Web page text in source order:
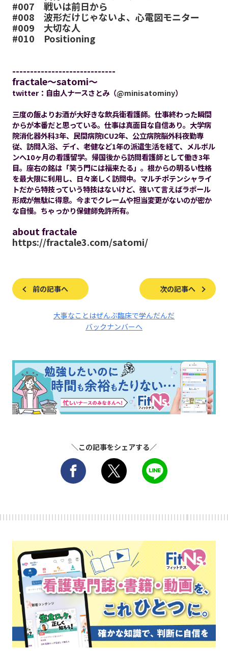
#007 戦いは前日から
#008 波形だけじゃないよ、心電図モニター
#009 大切な人
#010 Positioning
-----------------------------
fractale～satomi～
twitter：自由人ナースさとみ（@minisatominy）
三度の飯よりお酒が大好きな飲兵衛看護師。仕事終わった瞬間
からが本番だと思っている。仕事は真面目な自信あり。大学病
院消化器外科3年、民間病院ICU2年、公立病院脳外科夜勤専
従、訪問入浴、デイ、老健など1年の派遣生活を経て、メルボル
ンへ10ヶ月の看護留学。帰国後から訪問看護師として働き3年
目。座右の銘は「笑う門には福来たる」。根からの明るい性格
を最大限に利用し、日々楽しく訪問中。マルチポテンシャライ
トだから特技っていう特技はないけど、強いて言えばラポール
形成が無駄に得意。今までクレームや担当変更がないのが密か
な自慢。ちゃっかり保健師免許所有。
about fractale
https://fractale3.com/satomi/
前の記事へ 次の記事へ
大事なことはぜんぶ臨床で学んだんだ
バックナンバーへ
＼この記事をシェアする／